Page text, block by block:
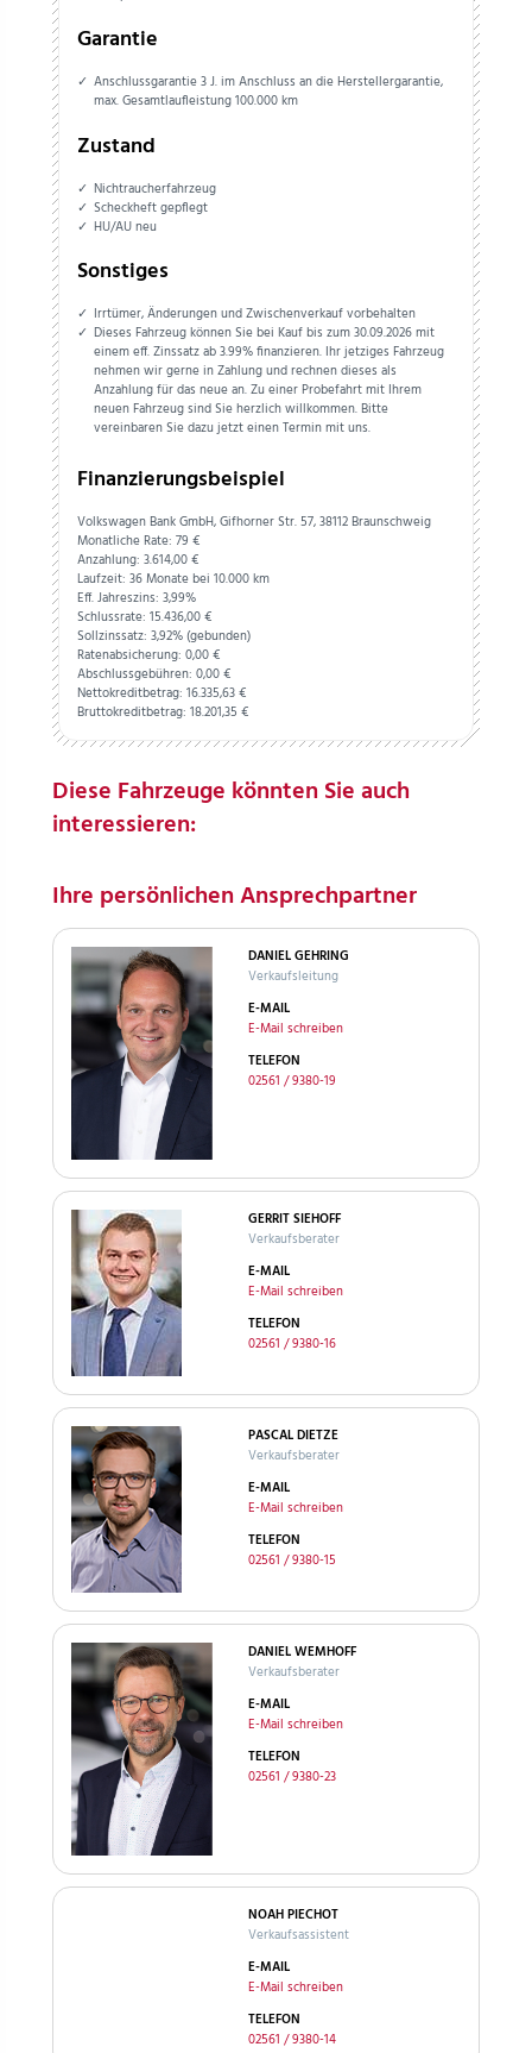
Garantie
Anschlussgarantie 3 J. im Anschluss an die Herstellergarantie,
max. Gesamtlaufleistung 100.000 km
Zustand
Nichtraucherfahrzeug
Scheckheft gepflegt
HU/AU neu
Sonstiges
Irrtümer, Änderungen und Zwischenverkauf vorbehalten
Dieses Fahrzeug können Sie bei Kauf bis zum 30.09.2026 mit
einem eff. Zinssatz ab 3.99% finanzieren. Ihr jetziges Fahrzeug
nehmen wir gerne in Zahlung und rechnen dieses als
Anzahlung für das neue an. Zu einer Probefahrt mit Ihrem
neuen Fahrzeug sind Sie herzlich willkommen. Bitte
vereinbaren Sie dazu jetzt einen Termin mit uns.
Finanzierungsbeispiel
Volkswagen Bank GmbH, Gifhorner Str. 57, 38112 Braunschweig
Monatliche Rate: 79 €
Anzahlung: 3.614,00€
Laufzeit: 36 Monate bei 10.000 km
Eff. Jahreszins: 3,99%
Schlussrate: 15.436,00€
Sollzinssatz: 3,92% (gebunden)
Ratenabsicherung: 0,00€
Abschlussgebühren: 0,00€
Nettokreditbetrag: 16.335,63€
Bruttokreditbetrag: 18.201,35 €
Diese Fahrzeuge könnten Sie auch
interessieren:
Ihre persönlichen Ansprechpartner
DANIEL GEHRING
Verkaufsleitung
E-MAIL
E-Mail schreiben
TELEFON
02561 / 9380-19
GERRIT SIEHOFF
Verkaufsberater
E-MAIL
E-Mail schreiben
TELEFON
02561 / 9380-16
PASCAL DIETZE
Verkaufsberater
E-MAIL
E-Mail schreiben
TELEFON
02561 / 9380-15
DANIEL WEMHOFF
Verkaufsberater
E-MAIL
E-Mail schreiben
TELEFON
02561 / 9380-23
NOAH PIECHOT
Verkaufsassistent
E-MAIL
E-Mail schreiben
TELEFON
02561 / 9380-14